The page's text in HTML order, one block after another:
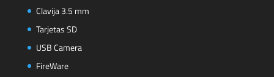
Clavija 3.5 mm
Tarjetas SD
USB Camera
FireWare